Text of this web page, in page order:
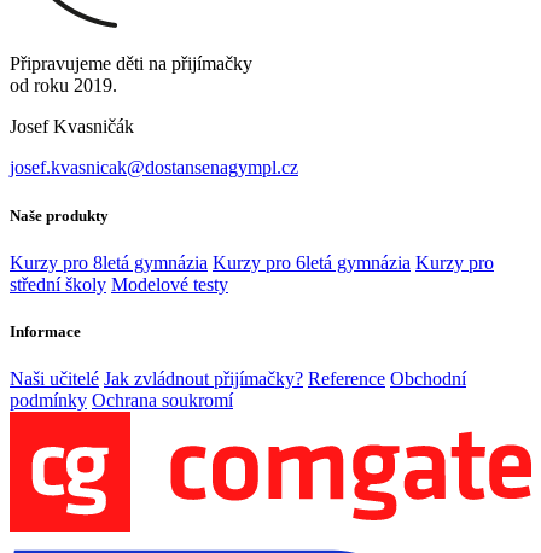
Připravujeme děti na přijímačky
od roku 2019.
Josef Kvasničák
josef.kvasnicak@dostansenagympl.cz
Naše produkty
Kurzy pro 8letá gymnázia Kurzy pro 6letá gymnázia Kurzy pro
střední školy Modelové testy
Informace
Naši učitelé Jak zvládnout přijímačky? Reference Obchodní
podmínky Ochrana soukromí